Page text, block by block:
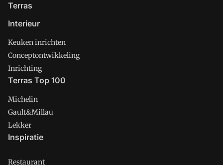
Terras
Interieur
Keuken inrichten
Conceptontwikkeling
Inrichting
Terras Top 100
Michelin
Gault&Millau
Lekker
Inspiratie
Restaurant